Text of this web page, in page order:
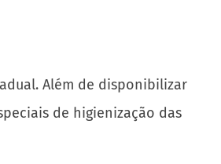
Além de disponibilizar
de higienização das